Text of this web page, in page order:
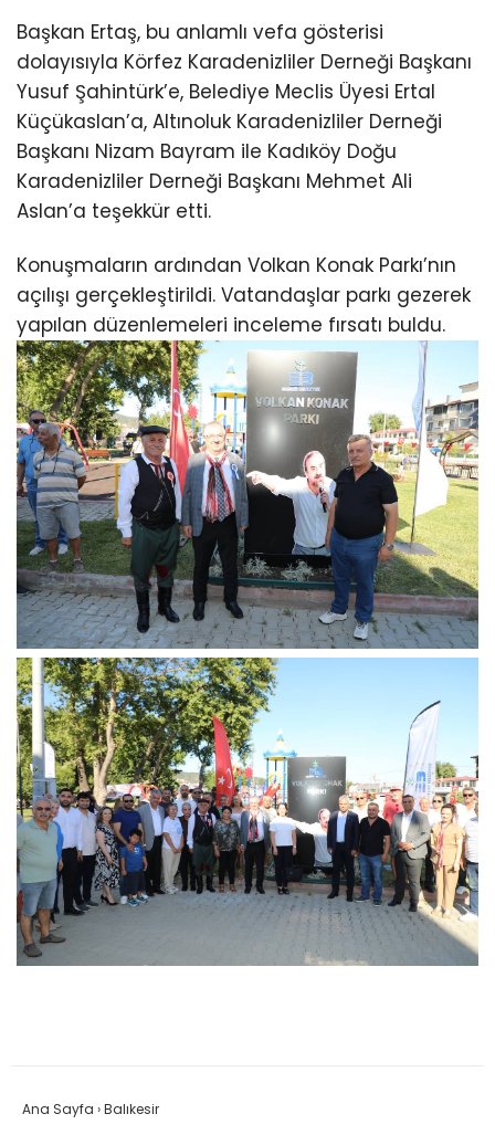
Başkan Ertaş, bu anlamlı vefa gösterisi
dolayısıyla Körfez Karadenizliler Derneği Başkanı
Yusuf Şahintürk’e, Belediye Meclis Üyesi Ertal
Küçükaslan’a, Altınoluk Karadenizliler Derneği
Başkanı Nizam Bayram ile Kadıköy Doğu
Karadenizliler Derneği Başkanı Mehmet Ali
Aslan’a teşekkür etti.
Konuşmaların ardından Volkan Konak Parkı’nın
açılışı gerçekleştirildi. Vatandaşlar parkı gezerek
yapılan düzenlemeleri inceleme fırsatı buldu.
Ana Sayfa ›Balıkesir